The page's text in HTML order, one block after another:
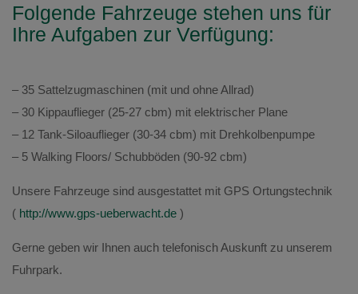
Folgende Fahrzeuge stehen uns für
Ihre Aufgaben zur Verfügung:
– 35 Sattelzugmaschinen (mit und ohne Allrad)
– 30 Kippauflieger (25-27 cbm) mit elektrischer Plane
– 12 Tank-Siloauflieger (30-34 cbm) mit Drehkolbenpumpe
– 5 Walking Floors/ Schubböden (90-92 cbm)
Unsere Fahrzeuge sind ausgestattet mit GPS Ortungstechnik
( http://www.gps-ueberwacht.de )
Gerne geben wir Ihnen auch telefonisch Auskunft zu unserem
Fuhrpark.